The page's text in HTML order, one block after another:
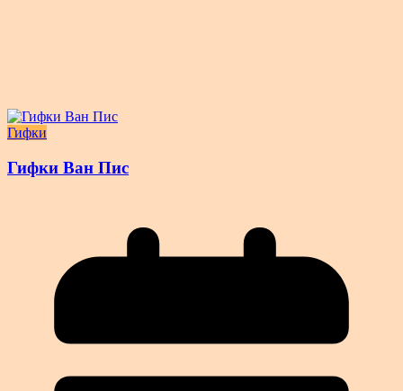
Гифки
Гифки Ван Пис